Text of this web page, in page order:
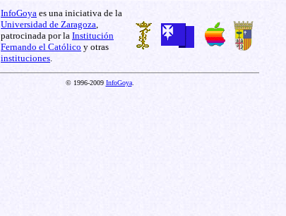
InfoGoya es una iniciativa de la
Universidad de Zaragoza
patrocinada por la Institución
Fernando el Católico y otras
instituciones
© 1996-2009 InfoGoya.